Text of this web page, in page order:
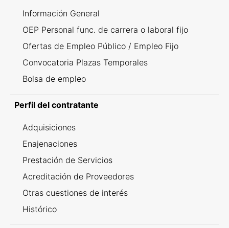
Información General
OEP Personal func. de carrera o laboral fijo
Ofertas de Empleo Público / Empleo Fijo
Convocatoria Plazas Temporales
Bolsa de empleo
Perfil del contratante
Adquisiciones
Enajenaciones
Prestación de Servicios
Acreditación de Proveedores
Otras cuestiones de interés
Histórico